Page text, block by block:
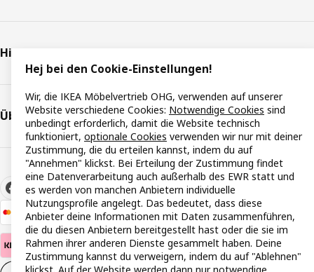
Hilfe & Support
Über IKEA
Hej bei den Cookie-Einstellungen!
Wir, die IKEA Möbelvertrieb OHG, verwenden auf unserer
Website verschiedene Cookies: Notwendige Cookies sind
unbedingt erforderlich, damit die Website technisch
funktioniert, optionale Cookies verwenden wir nur mit deiner
Zustimmung, die du erteilen kannst, indem du auf
"Annehmen" klickst. Bei Erteilung der Zustimmung findet
eine Datenverarbeitung auch außerhalb des EWR statt und
es werden von manchen Anbietern individuelle
Nutzungsprofile angelegt. Das bedeutet, dass diese
Anbieter deine Informationen mit Daten zusammenführen,
die du diesen Anbietern bereitgestellt hast oder die sie im
Rahmen ihrer anderen Dienste gesammelt haben. Deine
Zustimmung kannst du verweigern, indem du auf "Ablehnen"